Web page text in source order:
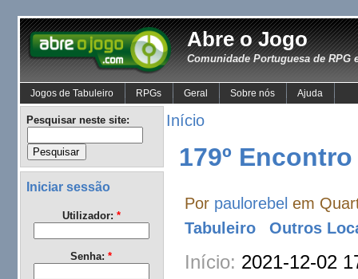
Abre o Jogo
Comunidade Portuguesa de RPG
Jogos de Tabuleiro RPGs Geral Sobre nós Ajuda
Pesquisar neste site:
Iniciar sessão
Utilizador: *
Senha:*
Início
179º
Por paulorebel em
Tabuleiro
Outros
Início: 2021-12-02